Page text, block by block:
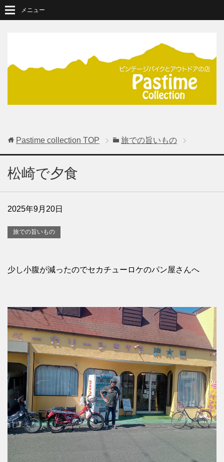
メニュー
Pastime collection TOP 旅での旨いもの
松崎で夕食
2025年9月20日
旅での旨いもの
少し小腹が減ったのでセカチューロケのパン屋さんへ